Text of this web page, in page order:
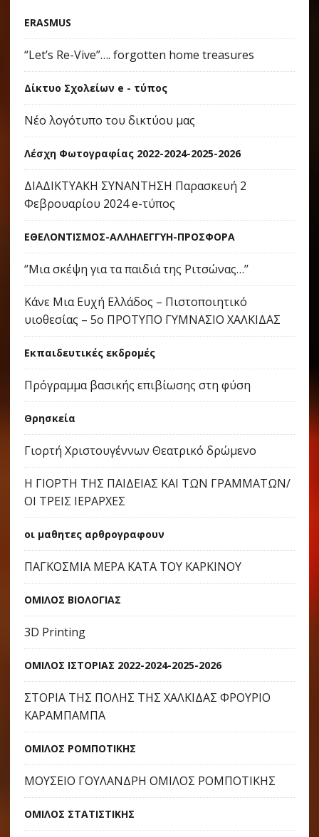
ERASMUS
“Let’s Re-Vive”…. forgotten home treasures
Δίκτυο Σχολείων e - τύπος
Νέο λογότυπο του δικτύου μας
Λέσχη Φωτογραφίας 2022-2024-2025-2026
ΔΙΑΔΙΚΤΥΑΚΗ ΣΥΝΑΝΤΗΣΗ Παρασκευή 2
Φεβρουαρίου 2024 e-τύπος
ΕΘΕΛΟΝΤΙΣΜΟΣ-ΑΛΛΗΛΕΓΓΥΗ-ΠΡΟΣΦΟΡΑ
‘’Μια σκέψη για τα παιδιά της Ριτσώνας…’’
Κάνε Μια Ευχή Ελλάδος – Πιστοποιητικό
υιοθεσίας – 5ο ΠΡΟΤΥΠΟ ΓΥΜΝΑΣΙΟ ΧΑΛΚΙΔΑΣ
Εκπαιδευτικές εκδρομές
Πρόγραμμα βασικής επιβίωσης στη φύση
Θρησκεία
Γιορτή Χριστουγέννων Θεατρικό δρώμενο
Η ΓΙΟΡΤΗ ΤΗΣ ΠΑΙΔΕΙΑΣ ΚΑΙ ΤΩΝ ΓΡΑΜΜΑΤΩΝ/
ΟΙ ΤΡΕΙΣ ΙΕΡΑΡΧΕΣ
οι μαθητες αρθρογραφουν
ΠΑΓΚΟΣΜΙΑ ΜΕΡΑ ΚΑΤΑ ΤΟΥ ΚΑΡΚΙΝΟΥ
ΟΜΙΛΟΣ ΒΙΟΛΟΓΙΑΣ
3D Printing
ΟΜΙΛΟΣ ΙΣΤΟΡΙΑΣ 2022-2024-2025-2026
ΣΤΟΡΙΑ ΤΗΣ ΠΟΛΗΣ ΤΗΣ ΧΑΛΚΙΔΑΣ ΦΡΟΥΡΙΟ
ΚΑΡΑΜΠΑΜΠΑ
ΟΜΙΛΟΣ ΡΟΜΠΟΤΙΚΗΣ
ΜΟΥΣΕΙΟ ΓΟΥΛΑΝΔΡΗ ΟΜΙΛΟΣ ΡΟΜΠΟΤΙΚΗΣ
ΟΜΙΛΟΣ ΣΤΑΤΙΣΤΙΚΗΣ